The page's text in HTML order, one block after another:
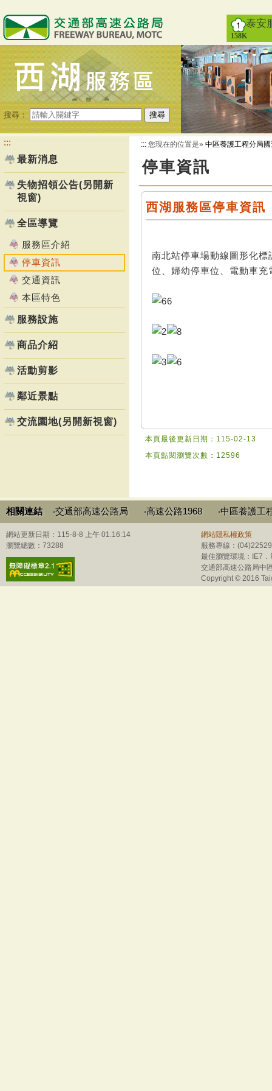
到
主
要
內
容
泰安
158K
搜尋： 搜尋
:::
最新消息
失物招領公告(另開新
視窗)
全區導覽
服務區介紹
停車資訊
交通資訊
本區特色
服務設施
商品介紹
活動剪影
鄰近景點
交流園地(另開新視窗)
::: 您現在的位置是» 中區養護工程分局
停車資訊
西湖服務區停車資訊
南北站停車場動線圖形化
位、婦幼停車位、電動車
本頁最後更新日期：115-02-13
本頁點閱瀏覽次數：12596
相關連結 ‧交通部高速公路局 ‧高速公路1968 ‧中區養護工
網站更新日期：115-8-8 上午 01:16:14
瀏覽總數：73288
網站隱私權政策
服務專線：
最佳瀏覽環境：IE7
交通部高速公路局中
Copyright © 2016